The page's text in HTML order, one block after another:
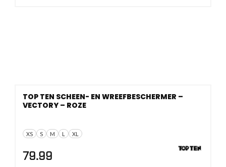
XS S M L XL
TOP TEN SCHEEN- EN WREEFBESCHERMER –
VECTORY – ROZE
79.99